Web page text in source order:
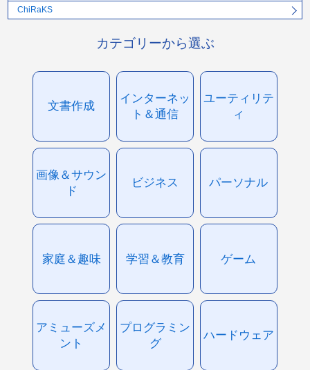
ChiRaKS
カテゴリーから選ぶ
文書作成
インターネッ
ト＆通信
ユーティリテ
ィ
画像＆サウン
ド
ビジネス パーソナル
家庭＆趣味 学習＆教育 ゲーム
アミューズメ
ント
プログラミン
グ
ハードウェア